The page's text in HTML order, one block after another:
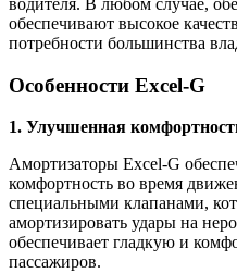
обеспечивают высокое
потребности большинства
Особенности Excel-G
1. Улучшенная
Амортизаторы Excel-G
комфортность во время
специальными клапанами,
амортизировать удары на
обеспечивает гладкую и
пассажиров.